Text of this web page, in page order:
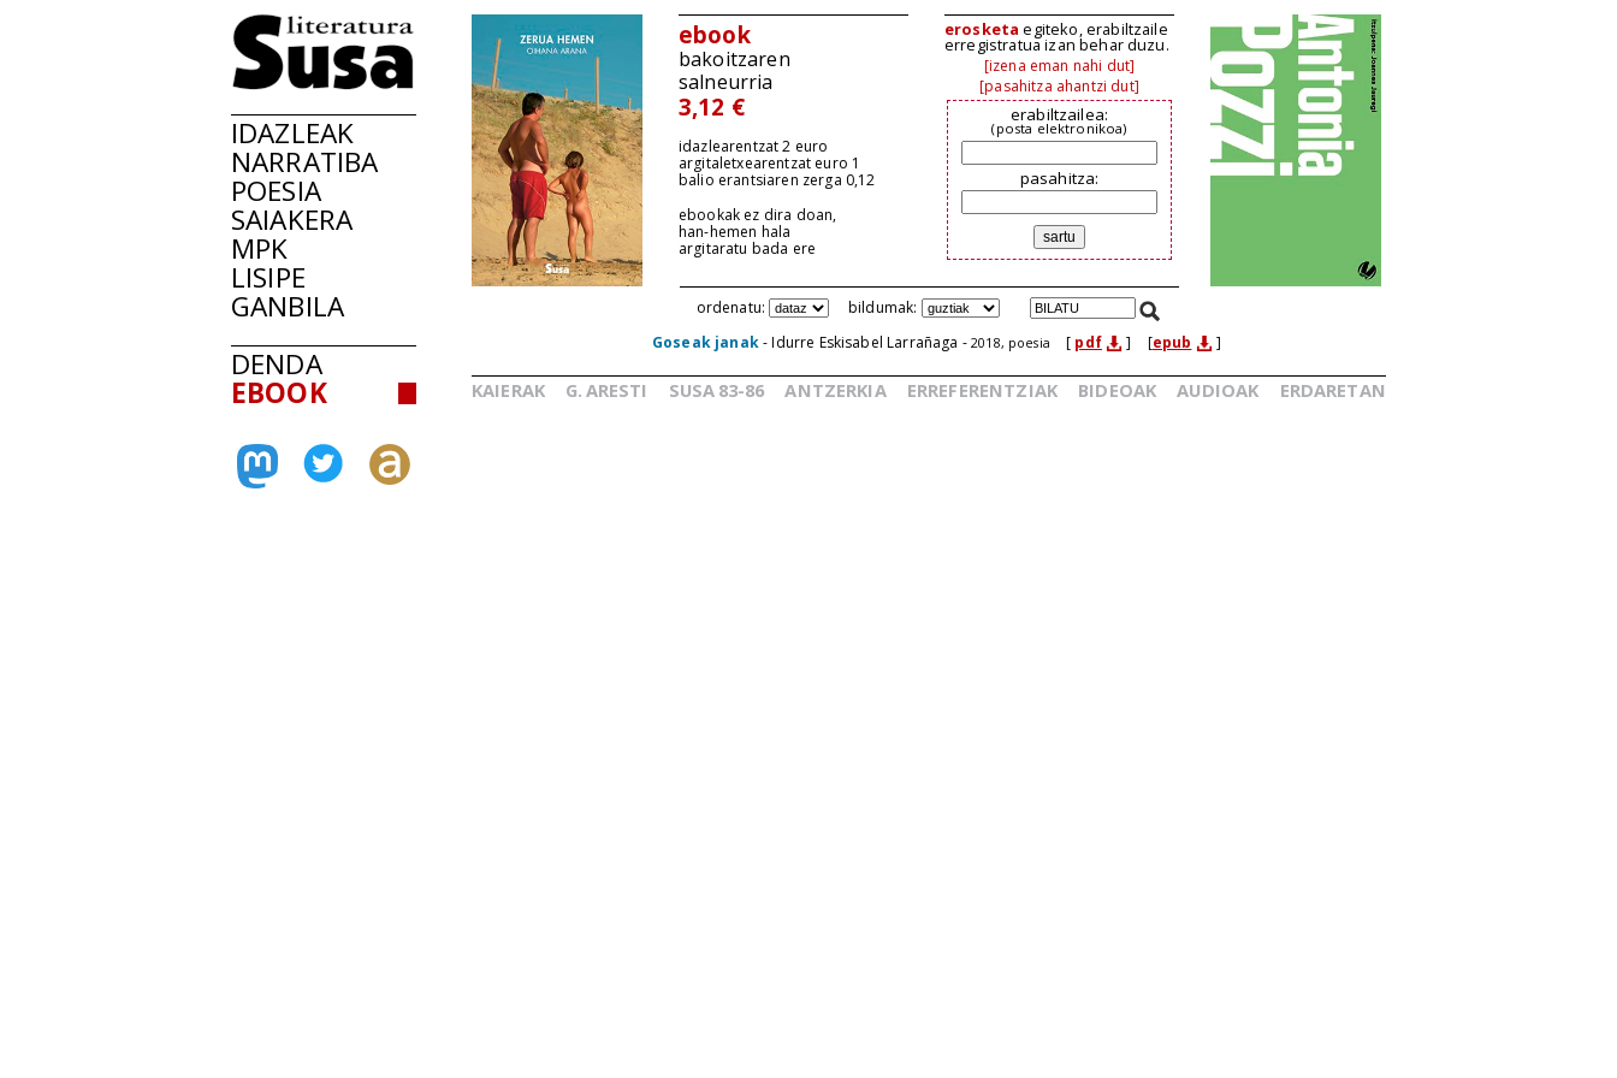
IDAZLEAK
NARRATIBA
POESIA
SAIAKERA
MPK
LISIPE
GANBILA
DENDA
EBOOK
ebook
bakoitzaren
salneurria
3,12 €
idazlearentzat 2 euro
argitaletxearentzat euro 1
balio erantsiaren zerga 0,12
ebookak ez dira doan,
han-hemen hala
argitaratu bada ere
erosketa egiteko, erabiltzaile
erregistratua izan behar duzu.
[izena eman nahi dut]
[pasahitza ahantzi dut]
erabiltzailea:
(posta elektronikoa)
pasahitza:
ordenatu:
bildumak:
Goseak janak- Idurre Eskisabel Larrañaga -2018, poesia [ pdf ] [epub ]
KAIERAK G. ARESTI SUSA 83-86 ANTZERKIA ERREFERENTZIAK BIDEOAK AUDIOAK ERDARETAN